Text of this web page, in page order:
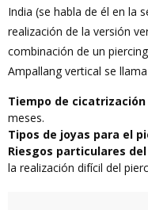
India (se habla de él en la
realización de la versión
combinación de un
Ampallang vertical se
Tiempo de
meses.
Tipos de joyas para el
Riesgos particulares
la realización difícil del